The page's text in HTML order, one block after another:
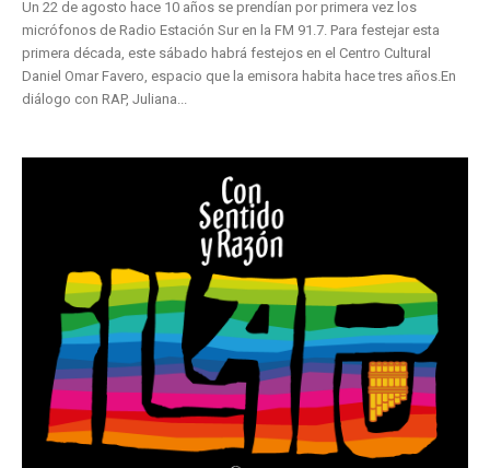
Un 22 de agosto hace 10 años se prendían por primera vez los
micrófonos de Radio Estación Sur en la FM 91.7. Para festejar esta
primera década, este sábado habrá festejos en el Centro Cultural
Daniel Omar Favero, espacio que la emisora habita hace tres años.En
diálogo con RAP, Juliana...